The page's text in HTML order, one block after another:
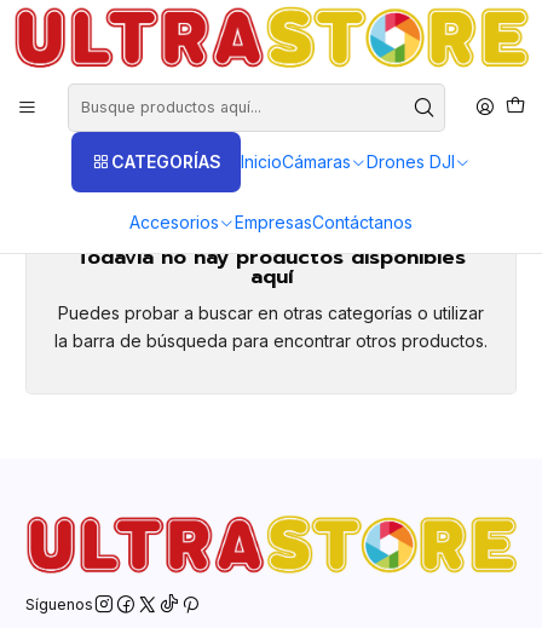
CATEGORÍAS InicioCámaras Drones DJI
Accesorios EmpresasContáctanos
DISTRIBUIDORES EXCLUSIVOS INSTA360, GOPRO, DJI
Inicio Fotografía y Video Lentes Tamron
Tamron
Lentes Tamron
Todavía no hay productos disponibles
aquí
Puedes probar a buscar en otras categorías o utilizar
la barra de búsqueda para encontrar otros productos.
Síguenos